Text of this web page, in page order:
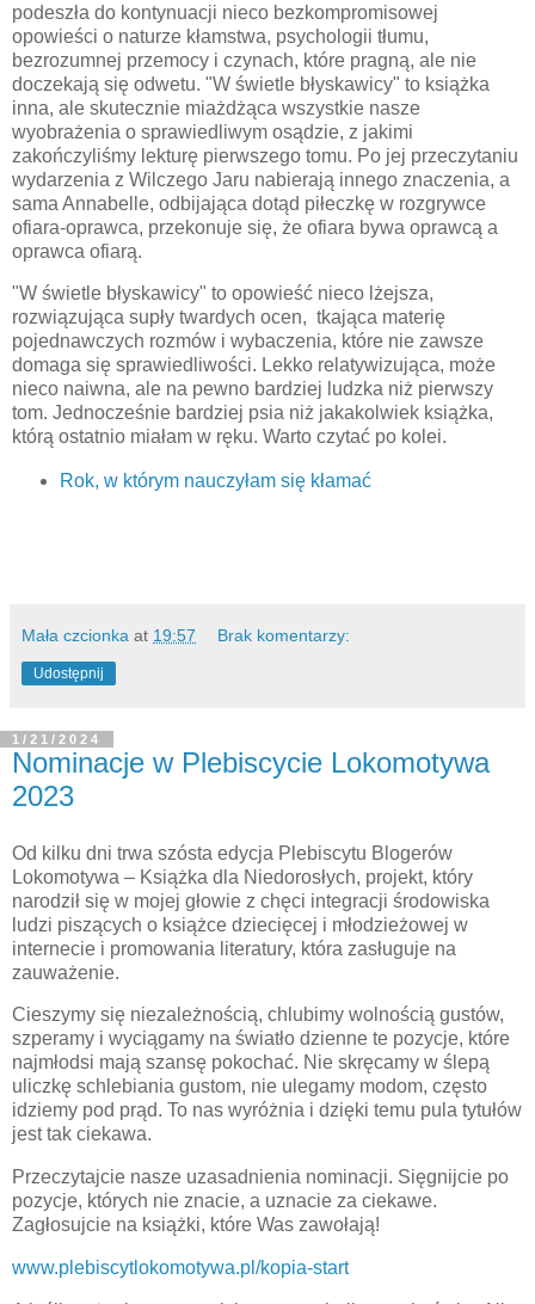
podeszła do kontynuacji nieco bezkompromisowej
opowieści o naturze kłamstwa, psychologii tłumu,
bezrozumnej przemocy i czynach, które pragną, ale nie
doczekają się odwetu. "W świetle błyskawicy" to książka
inna, ale skutecznie miażdżąca wszystkie nasze
wyobrażenia o sprawiedliwym osądzie, z jakimi
zakończyliśmy lekturę pierwszego tomu. Po jej przeczytaniu
wydarzenia z Wilczego Jaru nabierają innego znaczenia, a
sama Annabelle, odbijająca dotąd piłeczkę w rozgrywce
ofiara-oprawca, przekonuje się, że ofiara bywa oprawcą a
oprawca ofiarą.
"W świetle błyskawicy" to opowieść nieco lżejsza,
rozwiązująca supły twardych ocen, tkająca materię
pojednawczych rozmów i wybaczenia, które nie zawsze
domaga się sprawiedliwości. Lekko relatywizująca, może
nieco naiwna, ale na pewno bardziej ludzka niż pierwszy
tom. Jednocześnie bardziej psia niż jakakolwiek książka,
którą ostatnio miałam w ręku. Warto czytać po kolei.
Rok, w którym nauczyłam się kłamać
Mała czcionka at 19:57 Brak komentarzy:
Udostępnij
1/21/2024
Nominacje w Plebiscycie Lokomotywa
2023
Od kilku dni trwa szósta edycja Plebiscytu Blogerów
Lokomotywa – Książka dla Niedorosłych, projekt, który
narodził się w mojej głowie z chęci integracji środowiska
ludzi piszących o książce dziecięcej i młodzieżowej w
internecie i promowania literatury, która zasługuje na
zauważenie.
Cieszymy się niezależnością, chlubimy wolnością gustów,
szperamy i wyciągamy na światło dzienne te pozycje, które
najmłodsi mają szansę pokochać. Nie skręcamy w ślepą
uliczkę schlebiania gustom, nie ulegamy modom, często
idziemy pod prąd. To nas wyróżnia i dzięki temu pula tytułów
jest tak ciekawa.
Przeczytajcie nasze uzasadnienia nominacji. Sięgnijcie po
pozycje, których nie znacie, a uznacie za ciekawe.
Zagłosujcie na książki, które Was zawołają!
www.plebiscytlokomotywa.pl/kopia-start